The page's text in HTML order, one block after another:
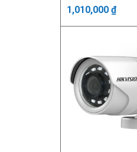
1,010,000 ₫